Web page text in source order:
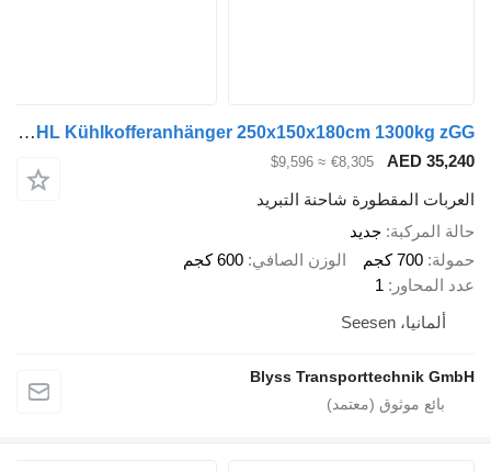
Blyss FK1325HL Kühlkofferanhänger 250x150x180cm 1300kg zGG
AED
€8,305
≈ $9,596
المقطورة شاحنة التبريد
جديد
700 كجم الوزن الصافي
600 كجم
1
Blyss Transporttechnik